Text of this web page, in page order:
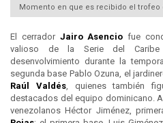
Momento en que es recibido el trofeo
El cerrador Jairo Asencio fue
valioso de la Serie del Caribe
desenvolvimiento durante la
segunda base Pablo Ozuna, el
Raúl Valdés, quienes también
destacados del equipo dominicano.
venezolanos Héctor Jiménez,